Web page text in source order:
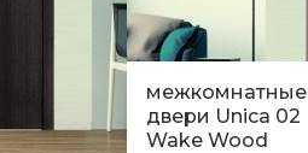
межкомнатные
двери Unica 02
Wake Wood